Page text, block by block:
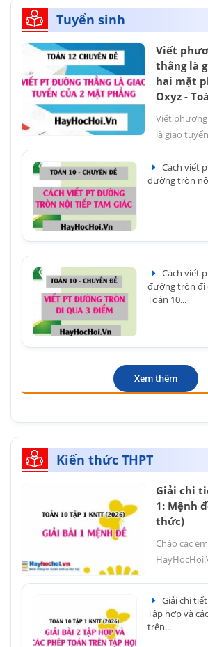
Tuyển sinh
Viết
thẳng là
hai mặt
Oxyz -
Viết
là giao
Cách viết
đường tròn
Cách viết
đường tròn đi
Toán 10...
Xem thêm
Kiến thức THPT
Giải chi
1: Mệnh
thức)
Chào các
Giải chi
Tập hợp và
trên...